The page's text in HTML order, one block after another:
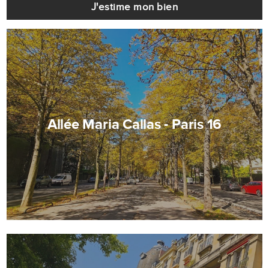
J'estime mon bien
Allée Maria Callas - Paris 16